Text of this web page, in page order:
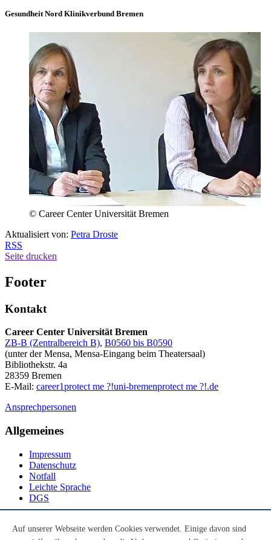
Gesundheit Nord Klinikverbund Bremen
© Career Center Universität Bremen
Aktualisiert von: Petra Droste
RSS
Seite drucken
Footer
Kontakt
Career Center Universität Bremen
ZB-B (Zentralbereich B), B0560 bis B0590
(unter der Mensa, Mensa-Eingang beim Theatersaal)
Bibliothekstr. 4a
28359 Bremen
E-Mail: career1protect me ?!uni-bremenprotect me ?!.de
Ansprechpersonen
Allgemeines
Impressum
Datenschutz
Notfall
Leichte Sprache
DGS
Auf unserer Webseite werden Cookies verwendet. Einige davon sind